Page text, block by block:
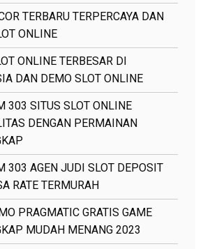
TERBARU TERPERCAYA DAN
ONLINE
ONLINE TERBESAR DI
DAN DEMO SLOT ONLINE
303 SITUS SLOT ONLINE
DENGAN PERMAINAN
303 AGEN JUDI SLOT DEPOSIT
RATE TERMURAH
PRAGMATIC GRATIS GAME
MUDAH MENANG 2023